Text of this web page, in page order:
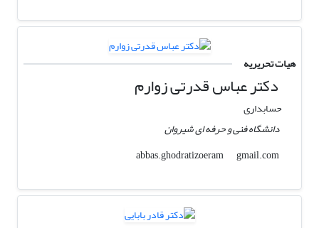
هیات تحریریه
دکتر عباس قدرتی زوارم
حسابداری
دانشگاه فنی و حرفه ای شیروان
abbas.ghodratizoeram
gmail.com